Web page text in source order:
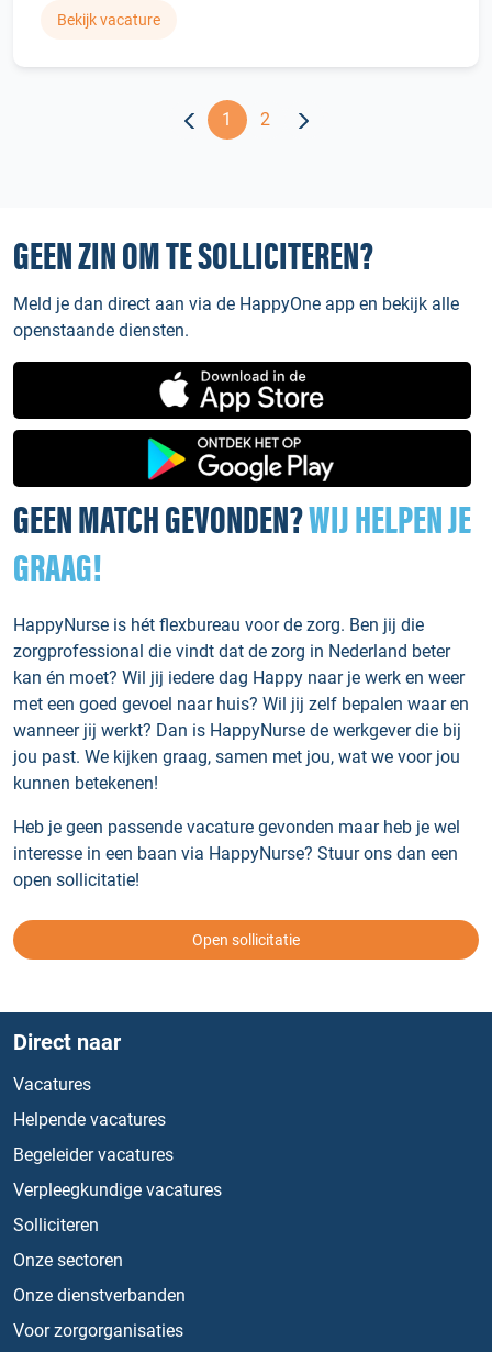
Bekijk vacature
1 2
GEEN ZIN OM TE SOLLICITEREN?
Meld je dan direct aan via de HappyOne app en bekijk alle
openstaande diensten.
GEEN MATCH GEVONDEN?WIJ HELPEN JE
GRAAG!
HappyNurse is hét flexbureau voor de zorg. Ben jij die
zorgprofessional die vindt dat de zorg in Nederland beter
kan én moet? Wil jij iedere dag Happy naar je werk en weer
met een goed gevoel naar huis? Wil jij zelf bepalen waar en
wanneer jij werkt? Dan is HappyNurse de werkgever die bij
jou past. We kijken graag, samen met jou, wat we voor jou
kunnen betekenen!
Heb je geen passende vacature gevonden maar heb je wel
interesse in een baan via HappyNurse? Stuur ons dan een
open sollicitatie!
Open sollicitatie
Direct naar
Vacatures
Helpende vacatures
Begeleider vacatures
Verpleegkundige vacatures
Solliciteren
Onze sectoren
Onze dienstverbanden
Voor zorgorganisaties